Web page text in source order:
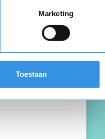
Marketing
Toestaan